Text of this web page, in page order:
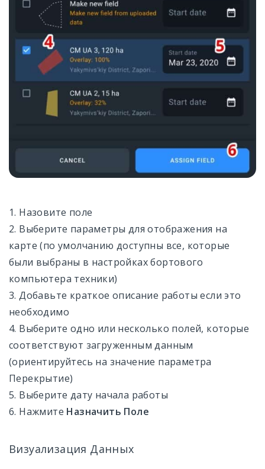
1. Назовите поле
2. Выберите параметры для отображения на
карте (по умолчанию доступны все, которые
были выбраны в настройках бортового
компьютера техники)
3. Добавьте краткое описание работы если это
необходимо
4. Выберите одно или несколько полей, которые
соответствуют загруженным данным
(ориентируйтесь на значение параметра
Перекрытие)
5. Выберите дату начала работы
6. Нажмите Назначить Поле
Визуализация Данных